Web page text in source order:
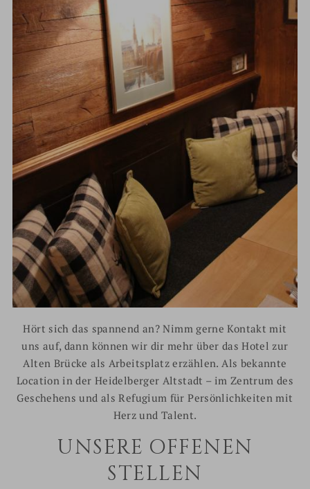
Hört sich das spannend an? Nimm gerne Kontakt mit
uns auf, dann können wir dir mehr über das Hotel zur
Alten Brücke als Arbeitsplatz erzählen. Als bekannte
Location in der Heidelberger Altstadt – im Zentrum des
Geschehens und als Refugium für Persönlichkeiten mit
Herz und Talent.
UNSERE OFFENEN
STELLEN